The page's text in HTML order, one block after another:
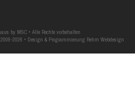
by MSC • Alle Rechte vorbehalten
2026 • Design & Programmierung Rehm Webdesign